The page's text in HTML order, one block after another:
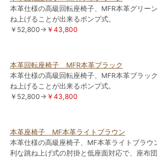
本革仕様の高級回転座椅子、MFR本革グリー
ね上げることが出来るポンプ式。
￥52,800→ ￥43,800
本革回転座椅子 MFR本革ブラック
本革仕様の高級回転座椅子、MFR本革ブラッ
ね上げることが出来るポンプ式。
￥52,800→ ￥43,800
本革座椅子 MF本革ライトブラウン
本革仕様の高級座椅子、MF本革ライトブラウ
利な跳ね上げ式の肘掛と低座面対応で、座布